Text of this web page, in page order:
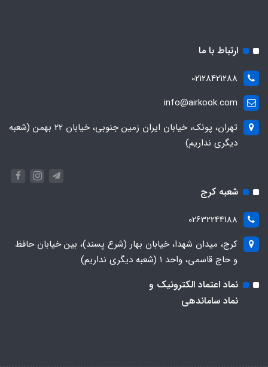
ارتباط با ما
02128421288
info@airkook.com
تهران، پونک، خیابان ایران زمین جنوبی، خیابان 22 بهمن (شعبه
دیگری نداریم)
شعبه کرج
02632244188
کرج، میدان شهدا، خیابان بهار (شرع پسند)، بین خیابان حافظ
و حاج قاسمی، واحد ۱ (شعبه دیگری نداریم)
نماد اعتماد الکترونیک و
نماد ساماندهی